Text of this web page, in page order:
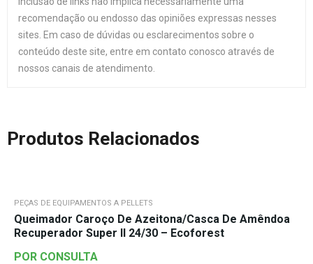
recomendação ou endosso das opiniões expressas nesses
sites. Em caso de dúvidas ou esclarecimentos sobre o
conteúdo deste site, entre em contato conosco através de
nossos canais de atendimento.
Produtos Relacionados
PEÇAS DE EQUIPAMENTOS A PELLETS
Queimador Caroço De Azeitona/Casca De Amêndoa
Recuperador Super II 24/30 – Ecoforest
POR CONSULTA